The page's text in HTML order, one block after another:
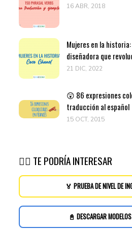
16 ABR, 2018
Mujeres en la
diseñadora que
21 DIC, 2022
😲 86 expresiones
traducción al español
15 OCT, 2015
👉🏽 TE PODRÍA INTERESAR
🏅 PRUEBA DE NIVEL DE
📓 DESCARGAR